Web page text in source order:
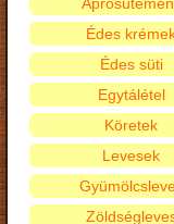
Édes
Édes süti
Egytálétel
Köretek
Levesek